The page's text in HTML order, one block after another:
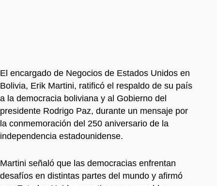
El encargado de Negocios de Estados Unidos en
Bolivia, Erik Martini, ratificó el respaldo de su país
a la democracia boliviana y al Gobierno del
presidente Rodrigo Paz, durante un mensaje por
la conmemoración del 250 aniversario de la
independencia estadounidense.
Martini señaló que las democracias enfrentan
desafíos en distintas partes del mundo y afirmó